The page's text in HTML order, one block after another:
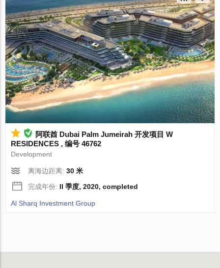
阿联酋 Dubai Palm Jumeirah 开发项目 W
RESIDENCES , 编号 46762
Development
离海边距离:30 米
完成年份: II 季度, 2020, completed
Al Sharq Investment Group